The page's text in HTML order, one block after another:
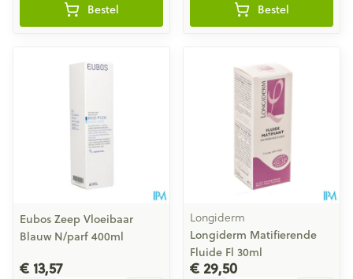
Bestel Bestel
Eubos Zeep Vloeibaar
Blauw N/parf 400ml
€ 13,57
Longiderm
Longiderm Matifierende
Fluide Fl 30ml
€ 29,50